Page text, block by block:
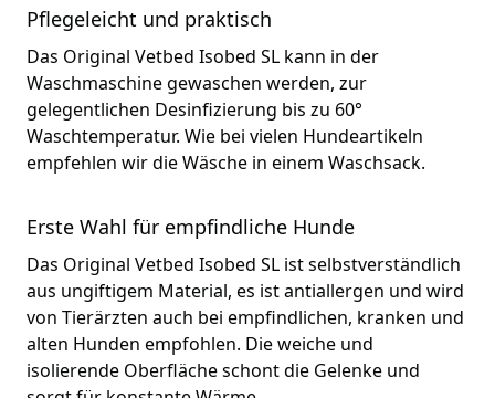
Pflegeleicht und praktisch
Das Original Vetbed Isobed SL kann in der
Waschmaschine gewaschen werden, zur
gelegentlichen Desinfizierung bis zu 60°
Waschtemperatur. Wie bei vielen Hundeartikeln
empfehlen wir die Wäsche in einem Waschsack.
Erste Wahl für empfindliche Hunde
Das Original Vetbed Isobed SL ist selbstverständlich
aus ungiftigem Material, es ist antiallergen und wird
von Tierärzten auch bei empfindlichen, kranken und
alten Hunden empfohlen. Die weiche und
isolierende Oberfläche schont die Gelenke und